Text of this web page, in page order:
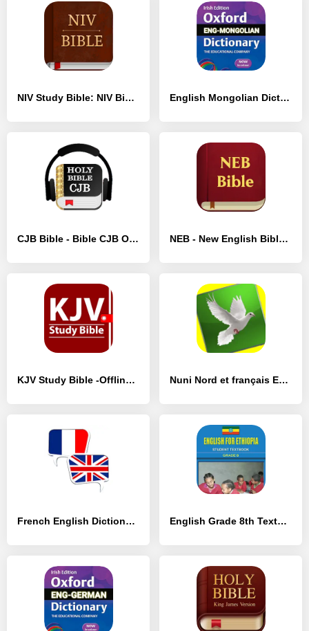
NIV Study Bible: NIV Bible - [Полная версия] English Mongolian Dictionary - [Разблокированная версия]
CJB Bible - Bible CJB Offline - [Разблокированная версия] NEB - New English Bible - [Разблокированная версия]
KJV Study Bible -Offline Bible - [Разблокированная версия] Nuni Nord et français English - [Премиум версия]
French English Dictionary OFFL - [Премиум версия] English Grade 8th Textbook - [Премиум версия]